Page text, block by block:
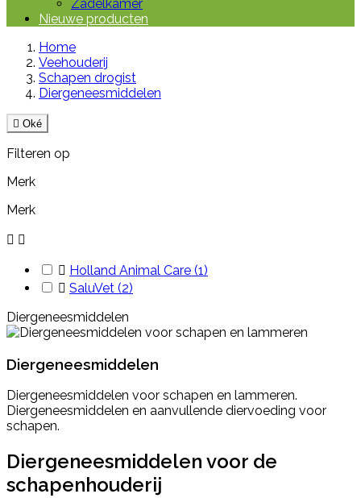
Zadelkamer
Nieuwe producten
Home
Veehouderij
Schapen drogist
Diergeneesmiddelen
 Oké
Filteren op
Merk
Merk
 
 Holland Animal Care (1)
 SaluVet (2)
Diergeneesmiddelen
Diergeneesmiddelen
Diergeneesmiddelen voor schapen en lammeren.
Diergeneesmiddelen en aanvullende diervoeding voor
schapen.
Diergeneesmiddelen voor de
schapenhouderij